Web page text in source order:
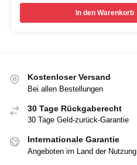
In den Warenkorb
Kostenloser Versand
Bei allen Bestellungen
30 Tage Rückgaberecht
30 Tage Geld-zurück-Garantie
Internationale Garantie
Angeboten im Land der Nutzung